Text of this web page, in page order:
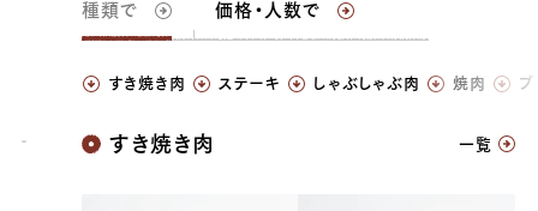
ト
種類で 価格・人数で
すき焼き肉 ステーキ しゃぶしゃぶ肉 焼肉 ブ
神戸牛
すき焼き肉 一覧